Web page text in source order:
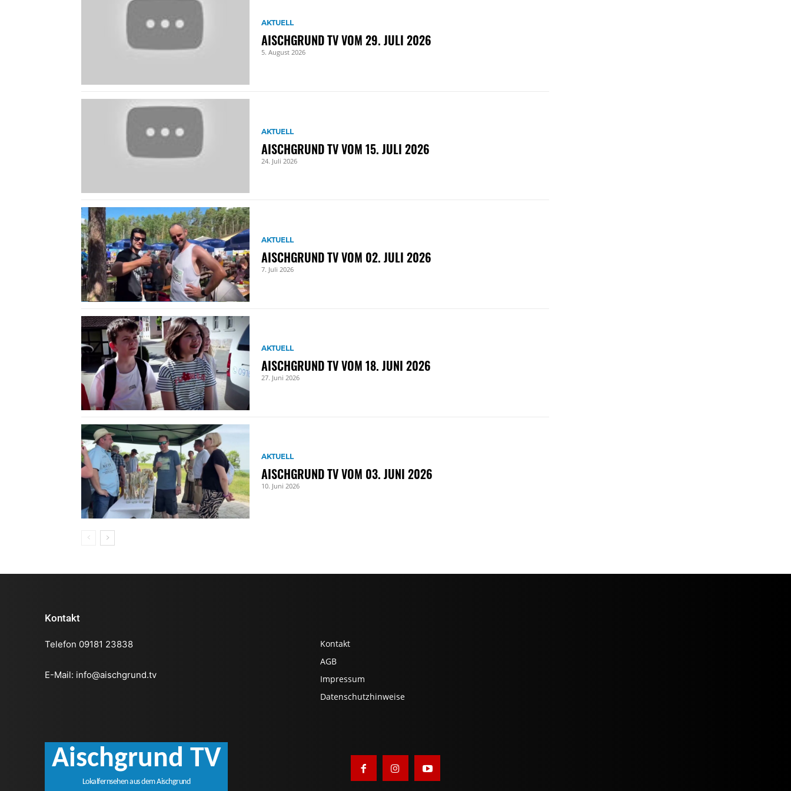
AKTUELL
AISCHGRUND TV VOM 29. JULI 2026
5. August 2026
AKTUELL
AISCHGRUND TV VOM 15. JULI 2026
24. Juli 2026
AKTUELL
AISCHGRUND TV VOM 02. JULI 2026
7. Juli 2026
AKTUELL
AISCHGRUND TV VOM 18. JUNI 2026
27. Juni 2026
AKTUELL
AISCHGRUND TV VOM 03. JUNI 2026
10. Juni 2026
Kontakt
Telefon 09181 23838
E-Mail: info@aischgrund.tv
Kontakt
AGB
Impressum
Datenschutzhinweise
Aischgrund TV
Lokalfernsehen aus dem Aischgrund